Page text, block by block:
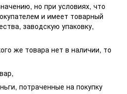
но при условиях, что
и имеет товарный
заводскую упаковку,
же товара нет в наличии, то
потраченные на покупку